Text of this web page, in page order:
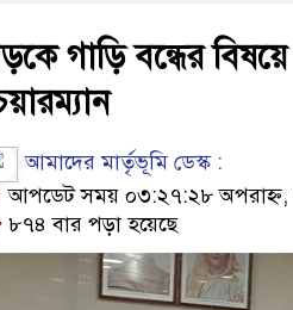
গাড়ি বন্ধের
আমাদের মার্তৃভূমি ডেস্ক :
আপডেট সময় ০৩:২৭:২৮ অপরাহ্ন,
৮৭৪ বার পড়া হয়েছে